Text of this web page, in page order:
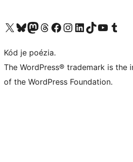
Navštívte náš účet na X (predtým Twitter)
Navštívte náš účet na platforme Bluesky
Navštívte náš účet na Mastodone
Navštívte náš účet na platforme Threads
Navštívte našu stránku na Facebooku
Navštívte náš účet Instagram
Navštívte náš účet LinkedIn
Navštívte náš účet na platforme TikTok
Navštívte náš kanál
Navštívte náš účet na
Kód je poézia.
The WordPress® trademark is the
of the WordPress Foundation.